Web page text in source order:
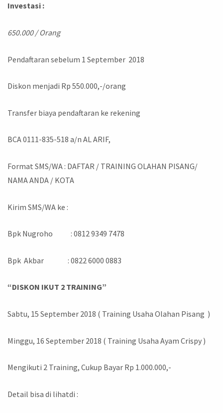
Investasi :
650.000 / Orang
Pendaftaran sebelum 1 September 2018
Diskon menjadi Rp 550.000,-/orang
Transfer biaya pendaftaran ke rekening
BCA 0111-835-518 a/n AL ARIF,
Format SMS/WA : DAFTAR / TRAINING OLAHAN PISANG/
NAMA ANDA / KOTA
Kirim SMS/WA ke :
Bpk Nugroho : 0812 9349 7478
Bpk Akbar : 0822 6000 0883
“DISKON IKUT 2 TRAINING”
Sabtu, 15 September 2018 ( Training Usaha Olahan Pisang )
Minggu, 16 September 2018 ( Training Usaha Ayam Crispy )
Mengikuti 2 Training, Cukup Bayar Rp 1.000.000,-
Detail bisa di lihatdi :